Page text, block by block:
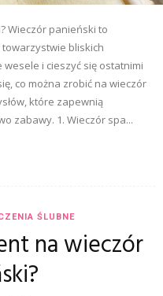
Wieczór panieński to
bliskich
i cieszyć się ostatnimi
co można zrobić na wieczór
które zapewnią
zabawy. 1. Wieczór spa...
ŚLUBNE
na wieczór